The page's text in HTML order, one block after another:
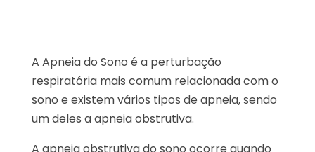
A Apneia do Sono é a perturbação
respiratória mais comum relacionada com o
sono e existem vários tipos de apneia, sendo
um deles a apneia obstrutiva.